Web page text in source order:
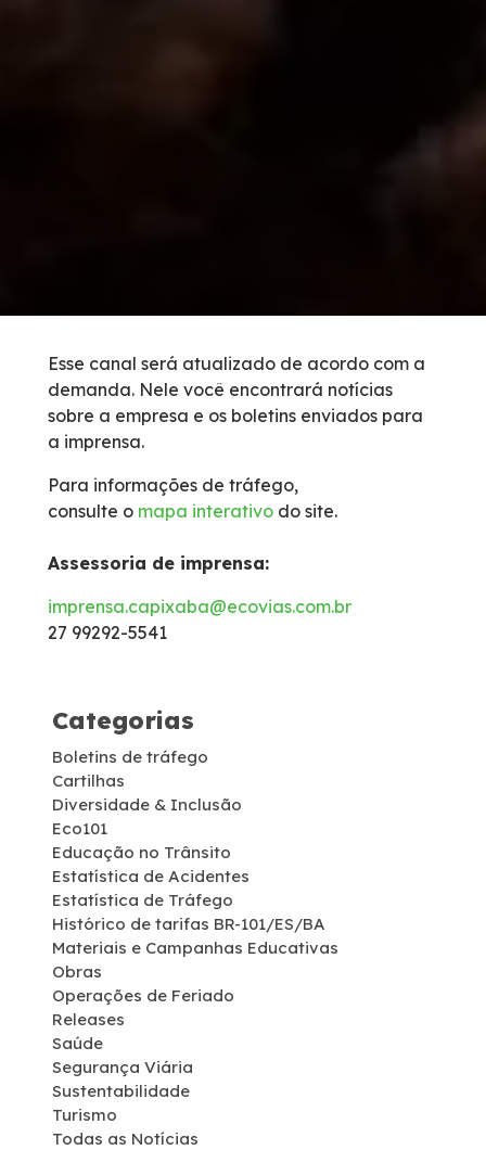
Bases Operacionais
Links Úteis
Isenção de Veículos Oficiais
Faixa de domínio
Notícias
Sustentabilidade
Compromissos Voluntários ESG
Projetos Socioambientais
Programas Ambientais
Licenciamento Ambiental
Política de Sustentabilidade
Esse canal será atualizado de acordo com a
demanda. Nele você encontrará notícias
sobre a empresa e os boletins enviados para
a imprensa.
Para informações de tráfego,
consulte o mapa interativo do site.
Assessoria de imprensa:
imprensa.capixaba@ecovias.com.br
27 99292-5541
Categorias
Boletins de tráfego
Cartilhas
Diversidade & Inclusão
Eco101
Educação no Trânsito
Estatística de Acidentes
Estatística de Tráfego
Histórico de tarifas BR-101/ES/BA
Materiais e Campanhas Educativas
Obras
Operações de Feriado
Releases
Saúde
Segurança Viária
Sustentabilidade
Turismo
Todas as Notícias